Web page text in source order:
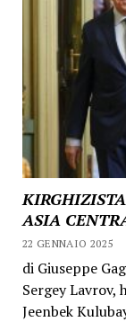
ASIA
22 GENNAIO 2025
di Giuseppe
Sergey Lavrov,
Jeenbek